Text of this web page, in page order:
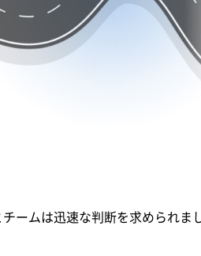
ームは迅速な判断を求められま